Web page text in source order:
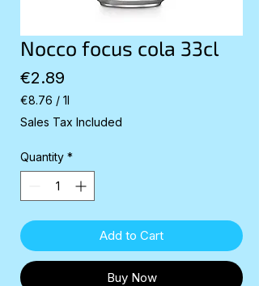
Nocco focus cola 33cl
€2.89
€8.76 / 1l
€8.76
per
Liter
Sales Tax Included
Quantity *
Add to Cart
Buy Now